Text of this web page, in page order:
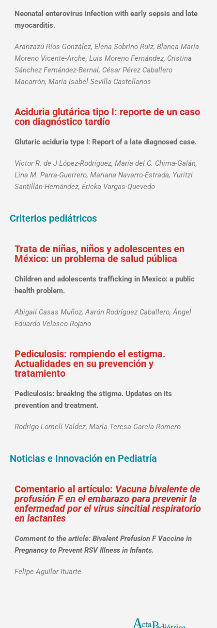
Neonatal enterovirus infection with early sepsis and late
myocarditis.
Aranzazú Ríos González, Elena Sobrino Ruiz, Blanca María
Moreno Vicente-Arche, Luis Moreno Fernández, Cristina
Sánchez Fernández-Bernal, César Pérez Caballero
Macarrón, María Isabel Sevilla Castellanos
Aciduria glutárica tipo I: reporte de un caso
con diagnóstico tardío
Glutaric aciduria type I: Report of a late diagnosed case.
Víctor R. de J López-Rodríguez, María del C. Chima-Galán,
Lina M. Parra-Guerrero, Mariana Navarro-Estrada, Yuritzi
Santillán-Hernández, Éricka Vargas-Quevedo
Criterios pediátricos
Trata de niñas, niños y adolescentes en
México: un problema de salud pública
Children and adolescents trafficking in Mexico: a public
health problem.
Abigail Casas Muñoz, Aarón Rodríguez Caballero, Ángel
Eduardo Velasco Rojano
Pediculosis: rompiendo el estigma.
Actualidades en su prevención y
tratamiento
Pediculosis: breaking the stigma. Updates on its
prevention and treatment.
Rodrigo Lomelí Valdez, María Teresa García Romero
Noticias e Innovación en Pediatría
Comentario al artículo: Vacuna bivalente de
profusión F en el embarazo para prevenir la
enfermedad por el virus sincitial respiratorio
en lactantes
Comment to the article: Bivalent Prefusion F Vaccine in
Pregnancy to Prevent RSV Illness in Infants.
Felipe Aguilar Ituarte